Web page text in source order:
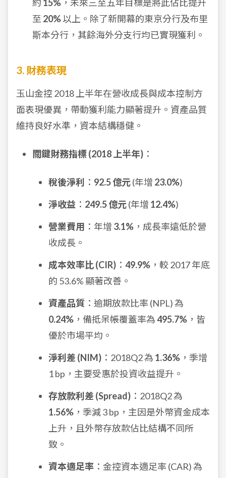
約 15% ，未來三至五年目標是將此佔比提升
至 20%以上。除了新開幕的東京分行及布里
斯本分行，其餘海外分支行均已實現獲利。
3. 財務表現
玉山金控 2018 上半年在營收成長與成本控制方
面表現優異，帶動獲利能力顯著提升。資產品質
維持良好水準，資本結構穩健。
關鍵財務指標 (2018 上半年) ：
稅後淨利 ： 92.5 億元(年增 23.0%)
淨收益 ： 249.5 億元(年增 12.4%)
營業費用 ：年增 3.1% ，成長率遠低於營
收成長。
成本效率比 (CIR) ： 49.9% ，較 2017 年底
的 53.6% 顯著改善。
資產品質 ：逾期放款比率 (NPL) 為
0.24% ，備抵呆帳覆蓋率為495.7% ，皆
優於市場平均。
淨利差 (NIM) ：2018Q2 為 1.36% ，季增
1 bp，主要受惠於投資收益提升。
存放款利差 (Spread) ：2018Q2 為
1.56% ，季減 3 bp，主因是外幣資金成本
上升，且外幣存放款佔比結構不同所
致。
資本適足率 ：金控資本適足率 (CAR) 為